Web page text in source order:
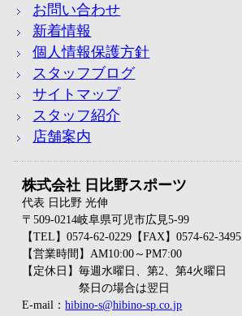
お問い合わせ
新着情報
個人情報保護方針
スタッフブログ
サイトマップ
スタッフ紹介
店舗案内
株式会社 日比野スポーツ
代表 日比野 光伸
〒509-0214岐阜県可児市広見5-99
【TEL】0574-62-0229【FAX】0574-62-3495
【営業時間】AM10:00～PM7:00
【定休日】毎週水曜日、第2、第4火曜日
祭日の場合は翌日
E-mail：hibino-s@hibino-sp.co.jp